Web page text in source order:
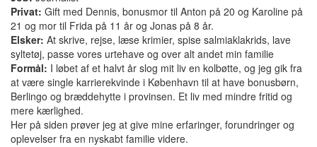
Privat: Gift med Dennis, bonusmor til Anton på 20 og Karoline på
21 og mor til Frida på 11 år og Jonas på 8 år.
Elsker: At skrive, rejse, læse krimier, spise salmiaklakrids, lave
syltetøj, passe vores urtehave og over alt andet min familie
Formål: I løbet af et halvt år slog mit liv en kolbøtte, og jeg gik fra
at være single karrierekvinde i København til at have bonusbørn,
Berlingo og bræddehytte i provinsen. Et liv med mindre fritid og
mere kærlighed.
Her på siden prøver jeg at give mine erfaringer, forundringer og
oplevelser fra en nyskabt familie videre.